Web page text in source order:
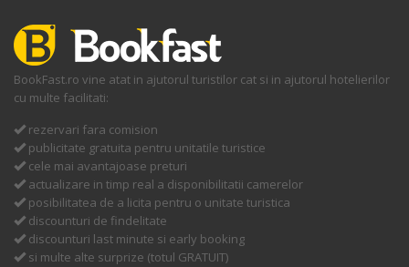
BookFast.ro vine atat in ajutorul turistilor cat si in ajutorul hotelierilor
cu multe facilitati:
rezervari fara comision
publicitate gratuita pentru unitatile turistice
cele mai avantajoase preturi
actualizare in timp real a disponibilitatii camerelor
posibilitatea de a licita pentru o unitate turistica
discounturi de findelitate
discounturi last minute si early booking
si multe alte surprize (totul GRATUIT)